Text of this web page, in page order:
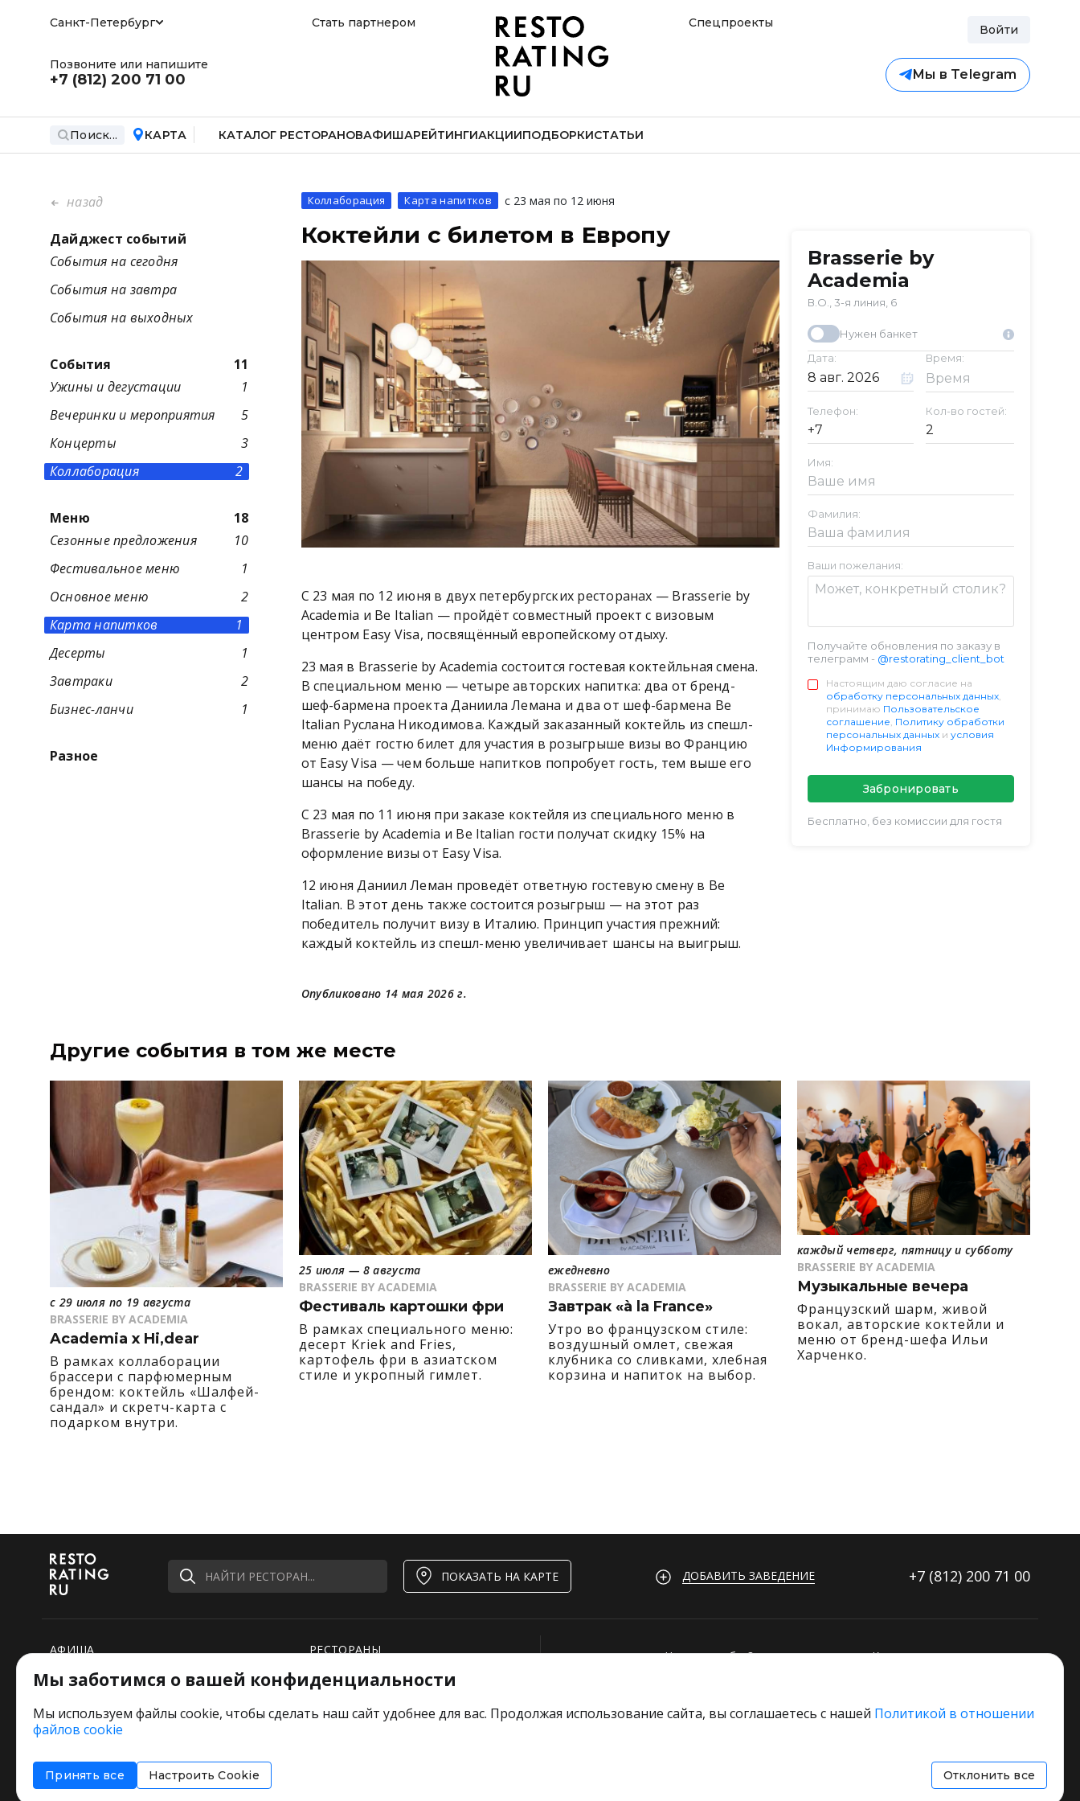
Санкт-Петербург Стать партнером Спецпроекты Войти
Позвоните или напишите
+7 (812) 200 71 00 Мы в Telegram
Поиск... КАРТА КАТАЛОГ РЕСТОРАНОВАФИШАРЕЙТИНГИАКЦИИПОДБОРКИСТАТЬИ
назад
Дайджест событий
События на сегодня
События на завтра
События на выходных
События
11
Ужины и дегустации
1
Вечеринки и мероприятия
5
Концерты
3
Коллаборация
2
Меню
18
Сезонные предложения
10
Фестивальное меню
1
Основное меню
2
Карта напитков
1
Десерты
1
Завтраки
2
Бизнес-ланчи
1
Разное
Коллаборация Карта напитков с 23 мая по 12 июня
Коктейли с билетом в Европу
С 23 мая по 12 июня в двух петербургских ресторанах — Brasserie by
Academia и Be Italian — пройдёт совместный проект с визовым
центром Easy Visa, посвящённый европейскому отдыху.
23 мая в Brasserie by Academia состоится гостевая коктейльная смена.
В специальном меню — четыре авторских напитка: два от бренд-
шеф-бармена проекта Даниила Лемана и два от шеф-бармена Be
Italian Руслана Никодимова. Каждый заказанный коктейль из спешл-
меню даёт гостю билет для участия в розыгрыше визы во Францию
от Easy Visa — чем больше напитков попробует гость, тем выше его
шансы на победу.
С 23 мая по 11 июня при заказе коктейля из специального меню в
Brasserie by Academia и Be Italian гости получат скидку 15% на
оформление визы от Easy Visa.
12 июня Даниил Леман проведёт ответную гостевую смену в Be
Italian. В этот день также состоится розыгрыш — на этот раз
победитель получит визу в Италию. Принцип участия прежний:
каждый коктейль из спешл-меню увеличивает шансы на выигрыш.
Опубликовано 14 мая 2026 г.
Brasserie by
Academia
В.О., 3-я линия, 6
Нужен банкет
Дата:
Время:
Телефон: Кол-во гостей:
Имя:
Фамилия:
Ваши пожелания:
Получайте обновления по заказу в
телеграмм - @restorating_client_bot
Настоящим даю согласие на
обработку персональных данных,
принимаю Пользовательское
соглашение, Политику обработки
персональных данныхи условия
Информирования
Забронировать
Бесплатно, без комиссии для гостя
Другие события в том же месте
с 29 июля по 19 августа
BRASSERIE BY ACADEMIA
Academia x Hi,dear
В рамках коллаборации
брассери с парфюмерным
брендом: коктейль «Шалфей-
сандал» и скретч-карта с
подарком внутри.
25 июля — 8 августа
BRASSERIE BY ACADEMIA
Фестиваль картошки фри
В рамках специального меню:
десерт Kriek and Fries,
картофель фри в азиатском
стиле и укропный гимлет.
ежедневно
BRASSERIE BY ACADEMIA
Завтрак «à la France»
Утро во французском стиле:
воздушный омлет, свежая
клубника со сливками, хлебная
корзина и напиток на выбор.
каждый четверг, пятницу и субботу
BRASSERIE BY ACADEMIA
Музыкальные вечера
Французский шарм, живой
вокал, авторские коктейли и
меню от бренд-шефа Ильи
Харченко.
НАЙТИ РЕСТОРАН... ПОКАЗАТЬ НА КАРТЕ ДОБАВИТЬ ЗАВЕДЕНИЕ +7 (812) 200 71 00
АФИША
РЕСТОРАНЫ
РЕЙТИНГИ
НОВОСТИ
СПЕЦПРОЕКТЫ
РЕДАКЦИЯ ШУТИТ
Нашли ошибку?
Вакансии
Контакты
Основной стек технологий
Мы заботимся о вашей конфиденциальности
Мы используем файлы cookie, чтобы сделать наш сайт удобнее для вас. Продолжая использование сайта, вы соглашаетесь с нашей Политикой в отношении
файлов cookie
Принять все Настроить Cookie Отклонить все